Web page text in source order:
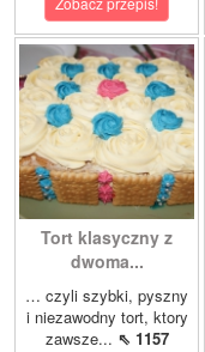
Tort klasyczny z
dwoma...
… czyli szybki, pyszny
i niezawodny tort, ktory
zawsze... ⇖ 1157